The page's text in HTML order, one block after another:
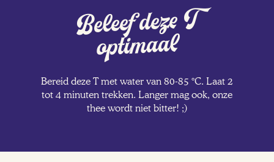
Beleef deze T
optimaal
Bereid deze T met water van 80-85 °C. Laat 2
tot 4 minuten trekken. Langer mag ook, onze
thee wordt niet bitter! ;)